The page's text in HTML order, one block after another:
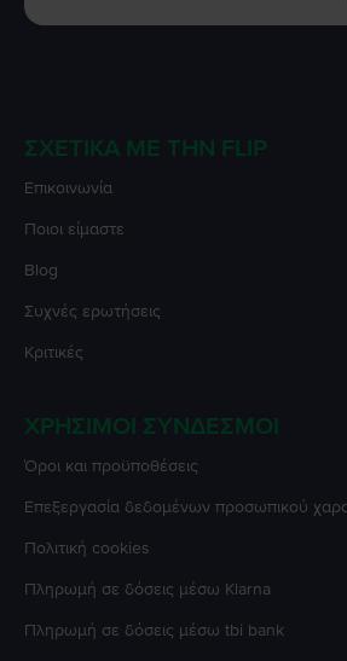
ΣΧΕΤΙΚΆ ΜΕ ΤΗΝ FLIP
Επικοινωνία
Ποιοι είμαστε
Blog
Συχνές ερωτήσεις
Κριτικές
ΧΡΉΣΙΜΟΙ ΣΎΝΔΕΣΜΟΙ
Όροι και προϋποθέσεις
Επεξεργασία δεδομένων προσωπικού
Πολιτική cookies
Πληρωμή σε δόσεις μέσω Klarna
Πληρωμή σε δόσεις μέσω tbi bank